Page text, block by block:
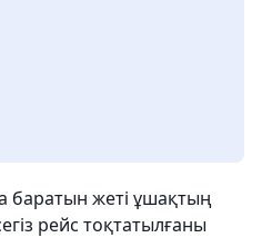
баратын жеті ұшақтың
рейс тоқтатылғаны